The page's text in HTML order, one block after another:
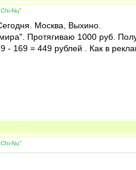
Nu"
Москва, Выхино.
Протягиваю 1000 руб.
- 169 = 449 рублей . Как в
Nu"